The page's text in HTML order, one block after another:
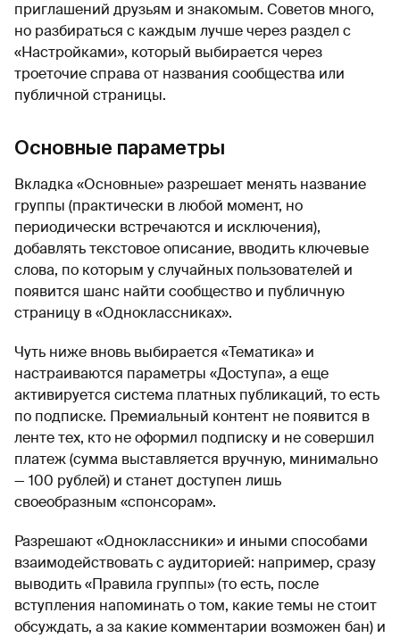
приглашений друзьям и знакомым. Советов много,
но разбираться с каждым лучше через раздел с
«Настройками», который выбирается через
троеточие справа от названия сообщества или
публичной страницы.
Основные параметры
Вкладка «Основные» разрешает менять название
группы (практически в любой момент, но
периодически встречаются и исключения),
добавлять текстовое описание, вводить ключевые
слова, по которым у случайных пользователей и
появится шанс найти сообщество и публичную
страницу в «Одноклассниках».
Чуть ниже вновь выбирается «Тематика» и
настраиваются параметры «Доступа», а еще
активируется система платных публикаций, то есть
по подписке. Премиальный контент не появится в
ленте тех, кто не оформил подписку и не совершил
платеж (сумма выставляется вручную, минимально
— 100 рублей) и станет доступен лишь
своеобразным «спонсорам».
Разрешают «Одноклассники» и иными способами
взаимодействовать с аудиторией: например, сразу
выводить «Правила группы» (то есть, после
вступления напоминать о том, какие темы не стоит
обсуждать, а за какие комментарии возможен бан) и